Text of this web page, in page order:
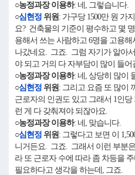
○농정과장 이용하: 네, 그렇습니다.
○심현정 위원: 가구당 1500만 원 가
요? 건축물의 기준이 평수하고 몇
용해서 쓰는 사람하고 6명을 고용해
나갔네요. 그죠. 그럼 자기가 알아
야 되고 거의 다 자부담이 많이 들
○농정과장 이용하: 네, 상당히 많이
○심현정 위원: 그리고 요즘 또 많이
근로자의 인권도 있고 그래서 1인당
런 게 다 갖춰져야 되잖아요.
○농정과장 이용하: 네, 맞습니다.
○심현정 위원: 그렇다고 보면 이
니거든요. 그죠. 그래서 이런 부분
라 또 근로자 수에 따라 좀 차등을
필요하다고 생각을 하는데, 그죠.